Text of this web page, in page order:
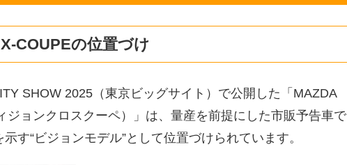
COUPEの位置づけ
SHOW 2025（東京ビッグサイト）で公開した「MAZDA
ジョンクロスクーペ）」は、量産を前提にした市販予告車で
す“ビジョンモデル”として位置づけられています。